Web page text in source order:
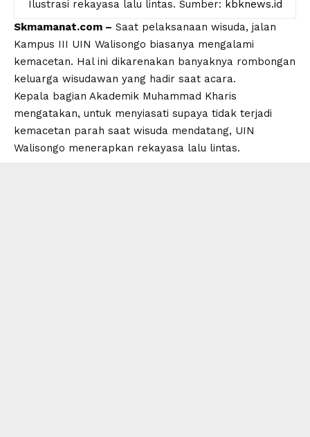
Ilustrasi rekayasa lalu lintas. Sumber: kbknews.id
Skmamanat.com – Saat pelaksanaan wisuda, jalan
Kampus III UIN Walisongo biasanya mengalami
kemacetan. Hal ini dikarenakan banyaknya rombongan
keluarga wisudawan yang hadir saat acara.
Kepala bagian Akademik Muhammad Kharis
mengatakan, untuk menyiasati supaya tidak terjadi
kemacetan parah saat wisuda mendatang, UIN
Walisongo menerapkan rekayasa lalu lintas.